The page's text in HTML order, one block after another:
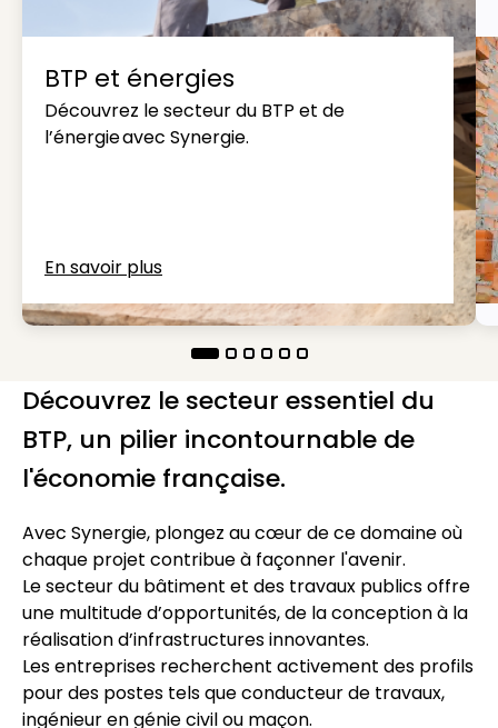
BTP et énergies
Découvrez le secteur du BTP et de
l’énergie avec Synergie.
En savoir plus
Découvrez le secteur essentiel du
BTP, un pilier incontournable de
l'économie française.
Avec Synergie, plongez au cœur de ce domaine où
chaque projet contribue à façonner l'avenir.
Le secteur du bâtiment et des travaux publics offre
une multitude d’opportunités, de la conception à la
réalisation d’infrastructures innovantes.
Les entreprises recherchent activement des profils
pour des postes tels que conducteur de travaux,
ingénieur en génie civil ou maçon.